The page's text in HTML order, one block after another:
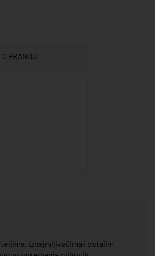
O BRANDU
iznajmljivačima i ostalim